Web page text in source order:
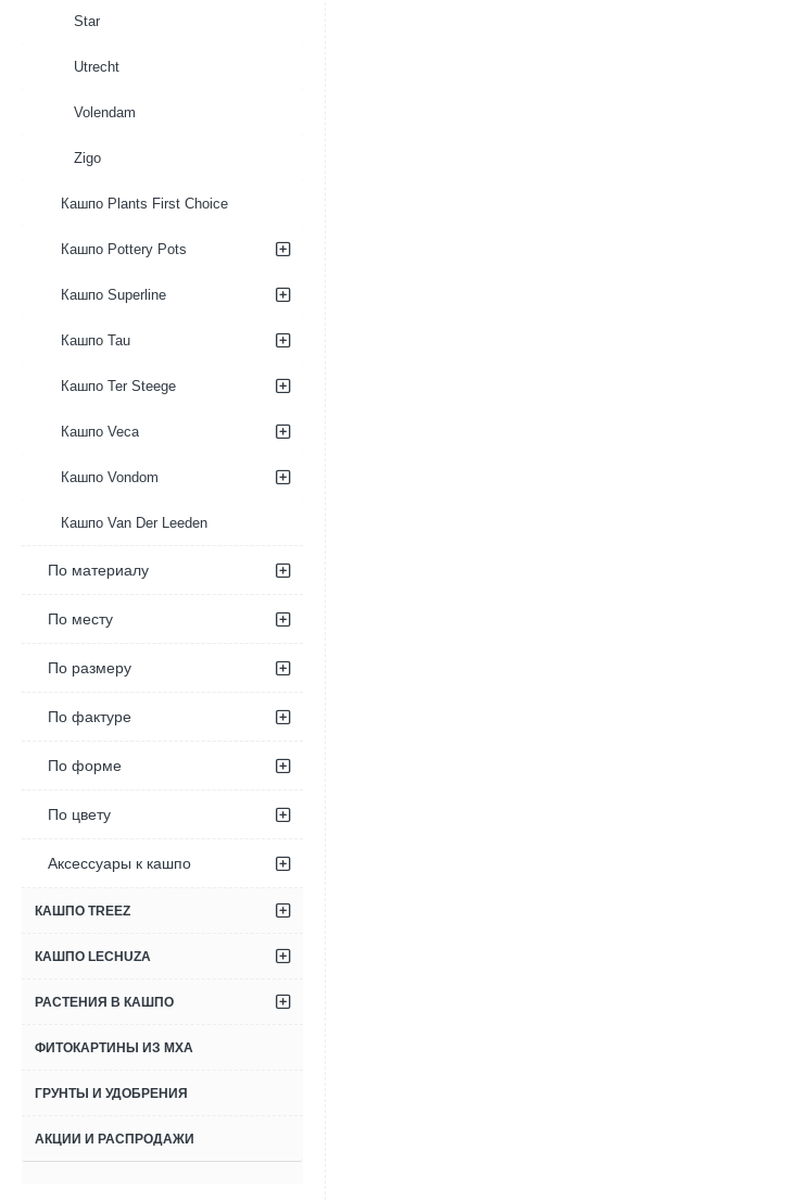
Star
Utrecht
Volendam
Zigo
Кашпо Plants First Choice
Кашпо Pottery Pots
Кашпо Superline
Кашпо Tau
Кашпо Ter Steege
Кашпо Veca
Кашпо Vondom
Кашпо Van Der Leeden
По материалу
По месту
По размеру
По фактуре
По форме
По цвету
Аксессуары к кашпо
КАШПО TREEZ
КАШПО LECHUZA
РАСТЕНИЯ В КАШПО
ФИТОКАРТИНЫ ИЗ МХА
ГРУНТЫ И УДОБРЕНИЯ
АКЦИИ И РАСПРОДАЖИ